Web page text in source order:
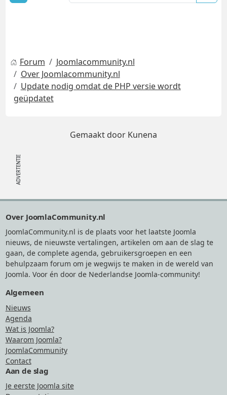
Forum
Joomlacommunity.nl
Over Joomlacommunity.nl
Update nodig omdat de PHP versie wordt
geüpdatet
Gemaakt door Kunena
Over JoomlaCommunity.nl
JoomlaCommunity.nl is de plaats voor het laatste Joomla
nieuws, de nieuwste vertalingen, artikelen om aan de slag te
gaan, de complete agenda, gebruikersgroepen en een
behulpzaam forum om je wegwijs te maken in de wereld van
Joomla. Voor én door de Nederlandse Joomla-community!
Algemeen
Nieuws
Agenda
Wat is Joomla?
Waarom Joomla?
JoomlaCommunity
Contact
Aan de slag
Je eerste Joomla site